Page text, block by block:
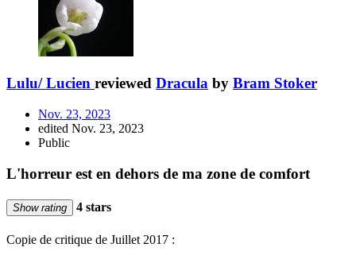
Lulu/ Lucien reviewed Dracula by Bram Stoker
Nov. 23, 2023
edited Nov. 23, 2023
Public
L'horreur est en dehors de ma zone de comfort
Show rating 4 stars
Copie de critique de Juillet 2017 :